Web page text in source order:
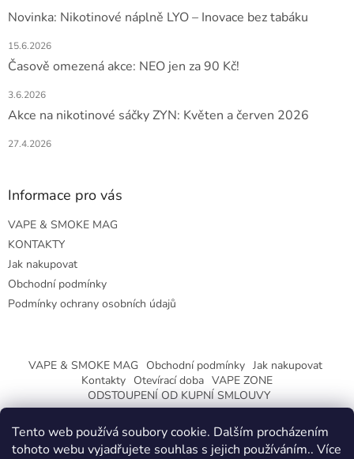
Tento web používá soubory cookie. Dalším procházením
tohoto webu vyjadřujete souhlas s jejich používáním.. Více
Novinka: Nikotinové náplně LYO – Inovace bez tabáku
15.6.2026
Časově omezená akce: NEO jen za 90 Kč!
3.6.2026
Akce na nikotinové sáčky ZYN: Květen a červen 2026
27.4.2026
Informace pro vás
VAPE & SMOKE MAG
KONTAKTY
Jak nakupovat
Obchodní podmínky
Podmínky ochrany osobních údajů
VAPE & SMOKE MAG Obchodní podmínky Jak nakupovat
Kontakty Otevírací doba VAPE ZONE
ODSTOUPENÍ OD KUPNÍ SMLOUVY